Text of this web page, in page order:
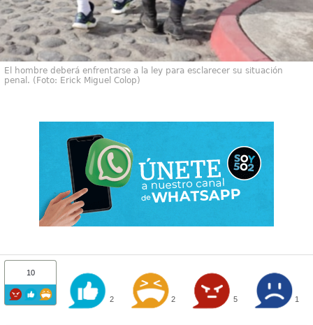
El hombre deberá enfrentarse a la ley para esclarecer su situación
penal. (Foto: Erick Miguel Colop)
10
2 2 5 1